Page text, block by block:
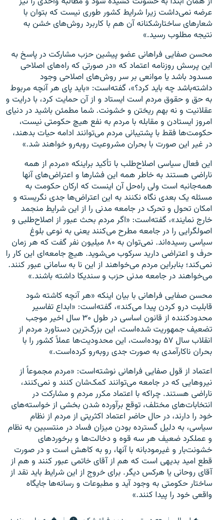
عرضه نمی‌داشت زیرا شرایط کشور طوری نیست که بتوان با
شعارهای ساختارشکنانه آن هم با کاربرد روش‌های خشن به
نتیجه مطلوب رسید.»
محسن صفایی فراهانی عضو پیشین حزب مشارکت در پاسخ به
این پرسش روزنامه اعتماد که «در صورتی که راه‌های اصلاحی
مسدود باشد یا موانعی بر سر روش‌های اصلاحی وجود
داشته‌باشد چه باید کرد؟»، گفته‌است: «باید پای هر آنچه مربوط
به حق و حقوق مردم است ایستاد و از آن حمایت کرد، با درایت و
عقلانیت و نه بهم ریختن و خشونت. شما مطمئن باشید در دنیای
امروز ایستادن و مقابله با مردم به نفع هیچ حکومتی نیست،
حکومت‌ها فقط با پشتیبانی مردم می‌توانند ادامه حیات بدهند،
در غیر این صورت با بحران مشروعیت روبه‌رو خواهند شد.»
این فعال سیاسی اصلاح‌طلب با تأکید براینکه «مردم از همه
ناراضی هستند به خاطر همه این فشارها و اعتراض‌های آنها
همه‌جانبه است ولی راه‌حل آن اینست که ارکان حکومت به
مسئله یک بعدی نگاه نکنند به این اعتراض‌ها جدی نگریسته و
امکان تحول و تحرک در جامعه مدنی را از این شرایط منجمد
خارج نمایند»، گفته‌است: «اگر مردم بحث عبور از اصلاح‌طلبی و
اصولگرایی را در جامعه مطرح می‌کنند یعنی به نوعی بلوغ
سیاسی رسیده‌اند. نمی‌توان به ۸۰ میلیون نفر گفت که هر زمان
حرف و اعتراضی دارید سرکوب می‌شوید. هیچ جامعه‌ای این کار را
نمی‌کند؛ بنابراین مردم می‌خواهند از این نا به سامانی عبور کنند.
می‌خواهند در جامعه مدنی حزب و سندیکا داشته باشند.»
محسن صفایی فراهانی با بیان اینکه «هر آنچه کاشته شود
قابلیت درو کردن پیدا می‌کند»، گفته‌است: «ابداع تفاسیر
محدودکننده از قانون اساسی در طول ۳۰ سال اخیر موجب
تضعیف جمهوریت شده‌است، این بزرگ‌ترین دستاورد مردم از
انقلاب سال ۵۷ بوده‌است، این محدودیت‌ها عملاً کشور را با
بحران ناکارآمدی به صورت جدی روبه‌رو کرده‌است.»
اعتماد از قول صفایی فراهانی نوشته‌است: «مردم مجموعاً از
نیروهایی که در جامعه می‌توانند کمک‌شان کنند و نمی‌کنند،
ناراضی هستند. چراکه با اعتماد مکرر مردم و مشارکت در
انتخابات‌های مختلف، توقع برآورده شدن بخشی از خواسته‌های
خود را دارند، در حال حاضر اعتماد اکثریتی از مردم از نظام
سیاسی، به دلیل گسترده بودن میزان فساد در منتسبین به نظام
و عملکرد ضعیف هر سه قوه و دخالت‌ها و برخوردهای
خشونت‌بار و غیرمودبانه با آنها، رو به کاهش است و در صورت
قطع امید بدیهی است که هم از آقای خاتمی عبور کنند و هم از
آقای روحانی یا هرکس دیگر. برای خروج از این شرایط باید نقد از
ساختار حکومتی به وجود آید و مطبوعات و رسانه‌ها جایگاه
واقعی خود را پیدا کنند.»